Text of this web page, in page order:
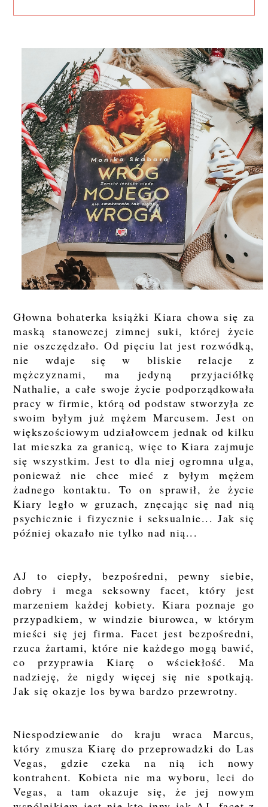
Głowna bohaterka książki Kiara chowa się za
maską stanowczej zimnej suki, której życie
nie oszczędzało. Od pięciu lat jest rozwódką,
nie wdaje się w bliskie relacje z
mężczyznami, ma jedyną przyjaciółkę
Nathalie, a całe swoje życie podporządkowała
pracy w firmie, którą od podstaw stworzyła ze
swoim byłym już mężem Marcusem. Jest on
większościowym udziałowcem jednak od kilku
lat mieszka za granicą, więc to Kiara zajmuje
się wszystkim. Jest to dla niej ogromna ulga,
ponieważ nie chce mieć z byłym mężem
żadnego kontaktu. To on sprawił, że życie
Kiary legło w gruzach, znęcając się nad nią
psychicznie i fizycznie i seksualnie... Jak się
później okazało nie tylko nad nią...
AJ to ciepły, bezpośredni, pewny siebie,
dobry i mega seksowny facet, który jest
marzeniem każdej kobiety. Kiara poznaje go
przypadkiem, w windzie biurowca, w którym
mieści się jej firma. Facet jest bezpośredni,
rzuca żartami, które nie każdego mogą bawić,
co przyprawia Kiarę o wściekłość. Ma
nadzieję, że nigdy więcej się nie spotkają.
Jak się okazje los bywa bardzo przewrotny.
Niespodziewanie do kraju wraca Marcus,
który zmusza Kiarę do przeprowadzki do Las
Vegas, gdzie czeka na nią ich nowy
kontrahent. Kobieta nie ma wyboru, leci do
Vegas, a tam okazuje się, że jej nowym